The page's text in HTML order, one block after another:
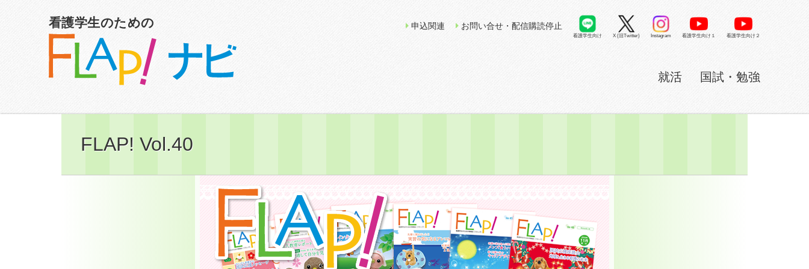
看護学生のための
就活 国試・勉強
申込関連 お問い合せ・配信購読停止
看護学生向け X (旧Twitter) Instagram 看護学生向け１ 看護学生向け２
FLAP! Vol.40